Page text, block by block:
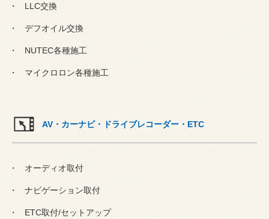
LLC交換
デフオイル交換
NUTEC各種施工
マイクロロン各種施工
AV・カーナビ・ドライブレコーダー・ETC
オーディオ取付
ナビゲーション取付
ETC取付/セットアップ